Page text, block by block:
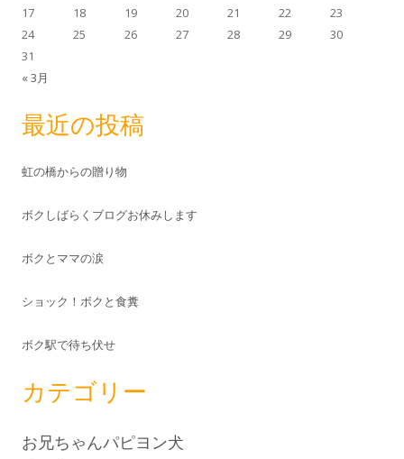
« 3月
17
18 19 20 21 22
23
24
25 26 27 28 29
30
31
最近の投稿
虹の橋からの贈り物
ボクしばらくブログお休みします
ボクとママの涙
ショック！ボクと食糞
ボク駅で待ち伏せ
カテゴリー
お兄ちゃんパピヨン犬